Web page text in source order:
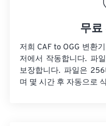
무료
저희 CAF to OGG 변환
저에서 작동합니다. 파
보장합니다. 파일은
며 몇 시간 후 자동으로